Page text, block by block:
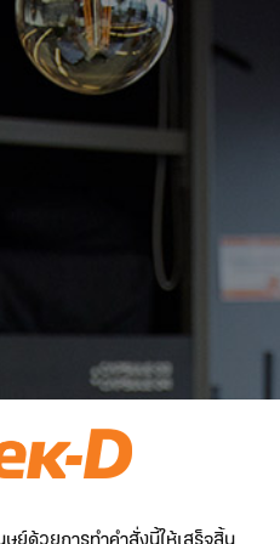
ย์ด้วยการทำคำสั่งนี้ให้เสร็จสิ้น